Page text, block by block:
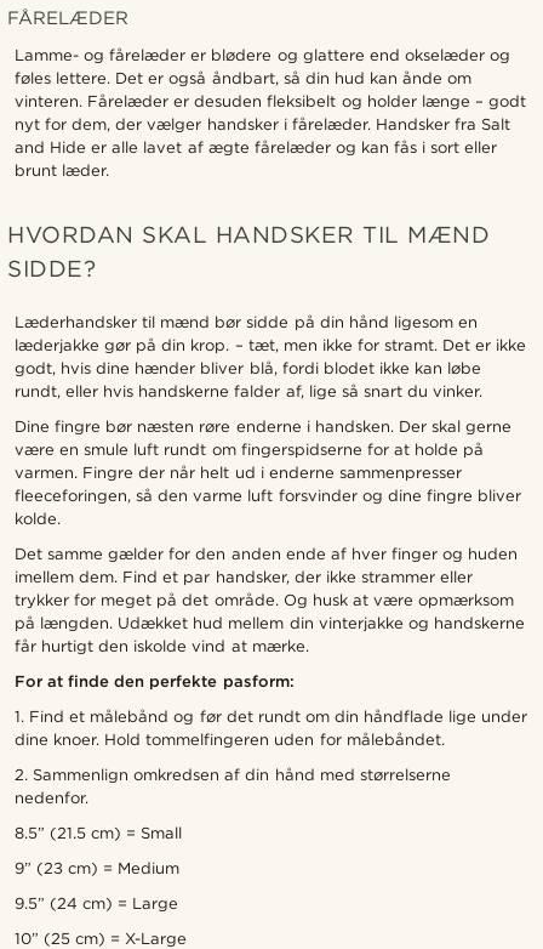
FÅRELÆDER
Lamme- og fårelæder er blødere og glattere end okselæder og
føles lettere. Det er også åndbart, så din hud kan ånde om
vinteren. Fårelæder er desuden fleksibelt og holder længe – godt
nyt for dem, der vælger handsker i fårelæder. Handsker fra Salt
and Hide er alle lavet af ægte fårelæder og kan fås i sort eller
brunt læder.
HVORDAN SKAL HANDSKER TIL MÆND
SIDDE?
Læderhandsker til mænd bør sidde på din hånd ligesom en
læderjakke gør på din krop. – tæt, men ikke for stramt. Det er ikke
godt, hvis dine hænder bliver blå, fordi blodet ikke kan løbe
rundt, eller hvis handskerne falder af, lige så snart du vinker.
Dine fingre bør næsten røre enderne i handsken. Der skal gerne
være en smule luft rundt om fingerspidserne for at holde på
varmen. Fingre der når helt ud i enderne sammenpresser
fleeceforingen, så den varme luft forsvinder og dine fingre bliver
kolde.
Det samme gælder for den anden ende af hver finger og huden
imellem dem. Find et par handsker, der ikke strammer eller
trykker for meget på det område. Og husk at være opmærksom
på længden. Udækket hud mellem din vinterjakke og handskerne
får hurtigt den iskolde vind at mærke.
For at finde den perfekte pasform:
1. Find et målebånd og før det rundt om din håndflade lige under
dine knoer. Hold tommelfingeren uden for målebåndet.
2. Sammenlign omkredsen af din hånd med størrelserne
nedenfor.
8.5” (21.5 cm) = Small
9” (23 cm) = Medium
9.5” (24 cm) = Large
10” (25 cm) = X-Large